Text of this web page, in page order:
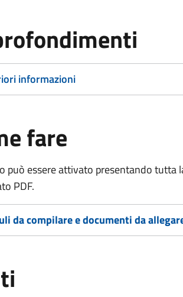
informazioni
fare
può essere attivato presentando
PDF.
da compilare e documenti da